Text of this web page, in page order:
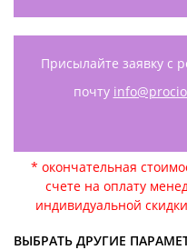
Присылайте заявку с
почту
* окончательная
счете на оплату
индивидуальной
ВЫБРАТЬ ДРУГИЕ